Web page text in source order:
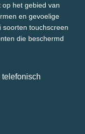
het gebied van
en gevoelige
soorten touchscreen
die beschermd
telefonisch